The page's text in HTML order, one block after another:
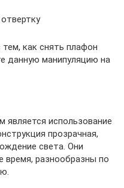
как снять плафон
данную манипуляцию на
является использование
прозрачная,
света. Они
время, разнообразны по